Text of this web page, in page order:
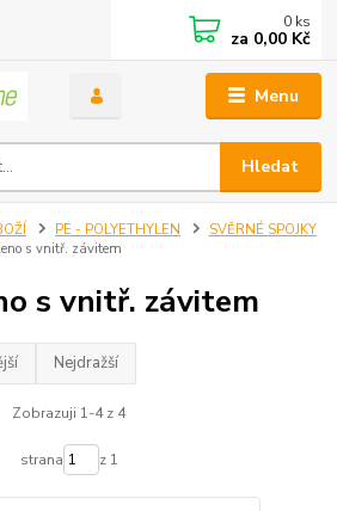
Menu
Hledat
0 ks
za 0,00 Kč
PE - POLYETHYLEN
SVĚRNÉ SPOJKY
s vnitř. závitem
s vnitř. závitem
Nejdražší
Zobrazuji 1-4 z 4
strana z 1